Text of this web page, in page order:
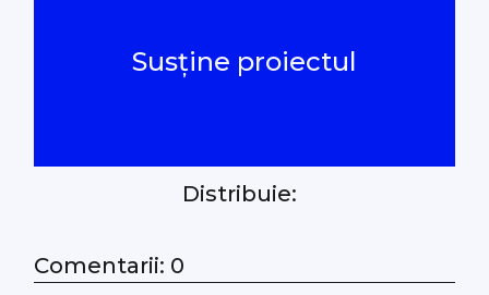
#PeScurt din CMC
#Podcast
Susține proiectul
Distribuie:
Comentarii: 0